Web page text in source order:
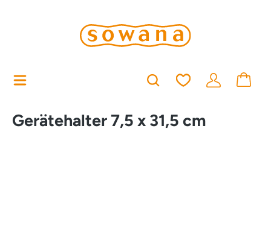
Du hast 0
Gerätehalter 7,5 x 31,5 cm